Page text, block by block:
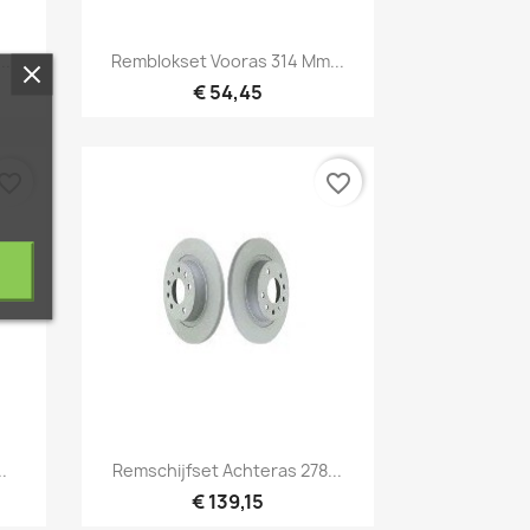
Snel bekijken
Remblokset Vooras 314 Mm...
€ 54,45
Snel bekijken
Remschijfset Achteras 278...
€ 139,15
favorite_border